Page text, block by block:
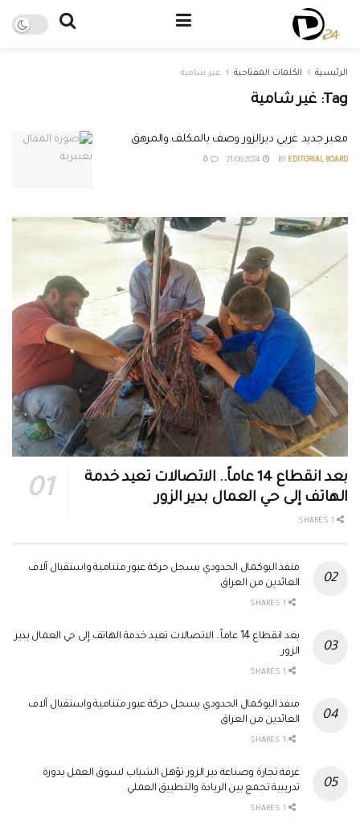
الرئيسية الكلمات المفتاحية غير شامية
Tag: غير شامية
معبر جديد غربي ديرالزور وصف بالمكلف والمرهق
BY EDITORIAL BOARD
بعد انقطاع 14 عاماً.. الاتصالات تعيد خدمة
الهاتف إلى حي العمال بدير الزور
منفذ البوكمال الحدودي يسجل حركة عبور متنامية واستقبال آلاف
العائدين من العراق
بعد انقطاع 14 عاماً.. الاتصالات تعيد خدمة الهاتف إلى حي العمال بدير
الزور
منفذ البوكمال الحدودي يسجل حركة عبور متنامية واستقبال آلاف
العائدين من العراق
غرفة تجارة وصناعة دير الزور تؤهل الشباب لسوق العمل بدورة
تدريبية تجمع بين الريادة والتطبيق العملي